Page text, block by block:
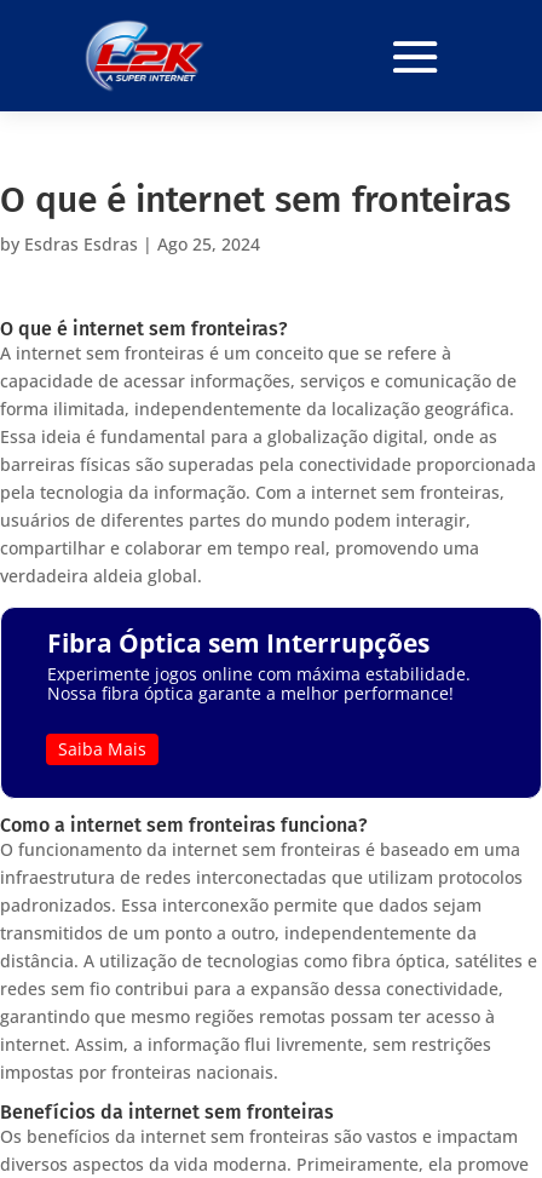
O que é internet sem fronteiras
by Esdras Esdras | Ago 25, 2024
O que é internet sem fronteiras?
A internet sem fronteiras é um conceito que se refere à
capacidade de acessar informações, serviços e comunicação de
forma ilimitada, independentemente da localização geográfica.
Essa ideia é fundamental para a globalização digital, onde as
barreiras físicas são superadas pela conectividade proporcionada
pela tecnologia da informação. Com a internet sem fronteiras,
usuários de diferentes partes do mundo podem interagir,
compartilhar e colaborar em tempo real, promovendo uma
verdadeira aldeia global.
Fibra Óptica sem Interrupções
Experimente jogos online com máxima estabilidade.
Nossa fibra óptica garante a melhor performance!
Saiba Mais
Como a internet sem fronteiras funciona?
O funcionamento da internet sem fronteiras é baseado em uma
infraestrutura de redes interconectadas que utilizam protocolos
padronizados. Essa interconexão permite que dados sejam
transmitidos de um ponto a outro, independentemente da
distância. A utilização de tecnologias como fibra óptica, satélites e
redes sem fio contribui para a expansão dessa conectividade,
garantindo que mesmo regiões remotas possam ter acesso à
internet. Assim, a informação flui livremente, sem restrições
impostas por fronteiras nacionais.
Benefícios da internet sem fronteiras
Os benefícios da internet sem fronteiras são vastos e impactam
diversos aspectos da vida moderna. Primeiramente, ela promove